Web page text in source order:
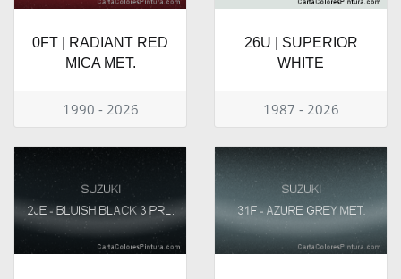
0FT | RADIANT RED
MICA MET.
1990 - 2026
26U | SUPERIOR
WHITE
1987 - 2026